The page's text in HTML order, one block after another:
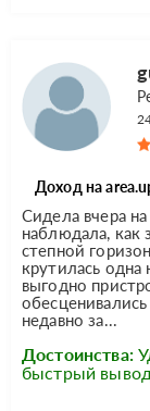
Доход на
Сидела вчера
наблюдала, как
степной
крутилась
выгодно
недавно за...
Достоинства:
быстрый вывод